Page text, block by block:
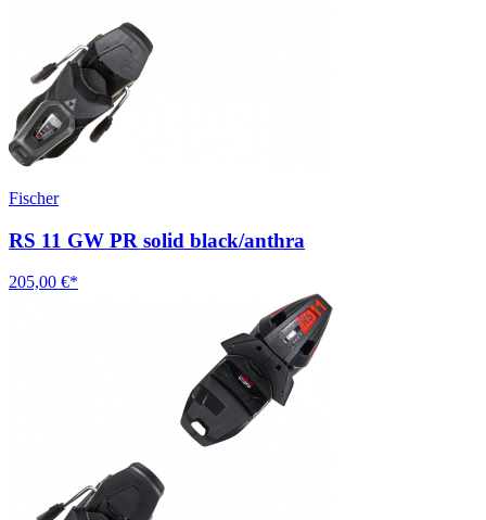
Fischer
RS 11 GW PR solid black/anthra
205,00 €*